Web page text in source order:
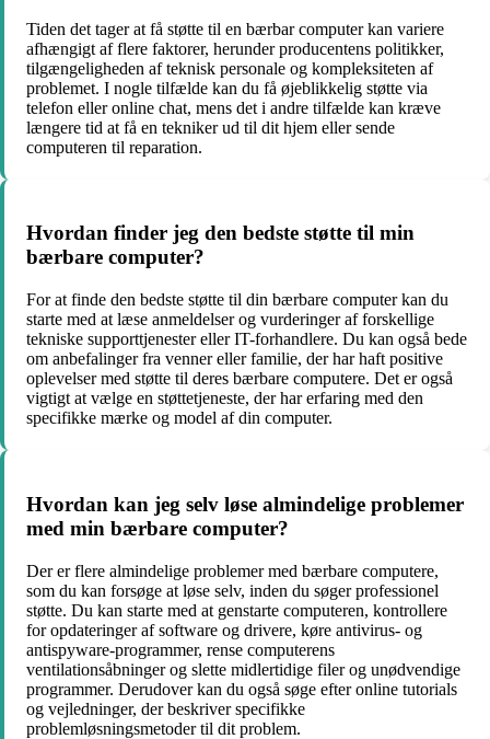
Tiden det tager at få støtte til en bærbar computer kan variere
afhængigt af flere faktorer, herunder producentens politikker,
tilgængeligheden af teknisk personale og kompleksiteten af
problemet. I nogle tilfælde kan du få øjeblikkelig støtte via
telefon eller online chat, mens det i andre tilfælde kan kræve
længere tid at få en tekniker ud til dit hjem eller sende
computeren til reparation.
Hvordan finder jeg den bedste støtte til min
bærbare computer?
For at finde den bedste støtte til din bærbare computer kan du
starte med at læse anmeldelser og vurderinger af forskellige
tekniske supporttjenester eller IT-forhandlere. Du kan også bede
om anbefalinger fra venner eller familie, der har haft positive
oplevelser med støtte til deres bærbare computere. Det er også
vigtigt at vælge en støttetjeneste, der har erfaring med den
specifikke mærke og model af din computer.
Hvordan kan jeg selv løse almindelige problemer
med min bærbare computer?
Der er flere almindelige problemer med bærbare computere,
som du kan forsøge at løse selv, inden du søger professionel
støtte. Du kan starte med at genstarte computeren, kontrollere
for opdateringer af software og drivere, køre antivirus- og
antispyware-programmer, rense computerens
ventilationsåbninger og slette midlertidige filer og unødvendige
programmer. Derudover kan du også søge efter online tutorials
og vejledninger, der beskriver specifikke
problemløsningsmetoder til dit problem.